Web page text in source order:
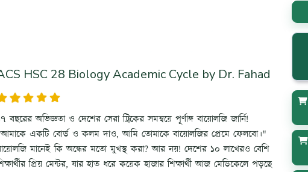
HSC 28 Biology Academic Cycle by Dr. Fahad
বছরের অভিজ্ঞতা ও দেশের সেরা ট্রিকের সমন্বয়ে পূর্ণাঙ্গ বায়োলজি জার্নি!
একটি বোর্ড ও কলম দাও, আমি তোমাকে বায়োলজির প্রেমে ফেলবো।"
মানেই কি অন্ধের মতো মুখস্থ করা? আর নয়! দেশের ১০ লাখেরও বেশি
প্রিয় মেন্টর, যার হাত ধরে কয়েক হাজার শিক্ষার্থী আজ মেডিকেলে পড়ছে